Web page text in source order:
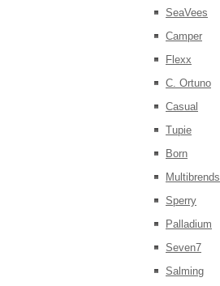
SeaVees
Camper
Flexx
C. Ortuno
Casual
Tupie
Born
Multibrends
Sperry
Palladium
Seven7
Salming